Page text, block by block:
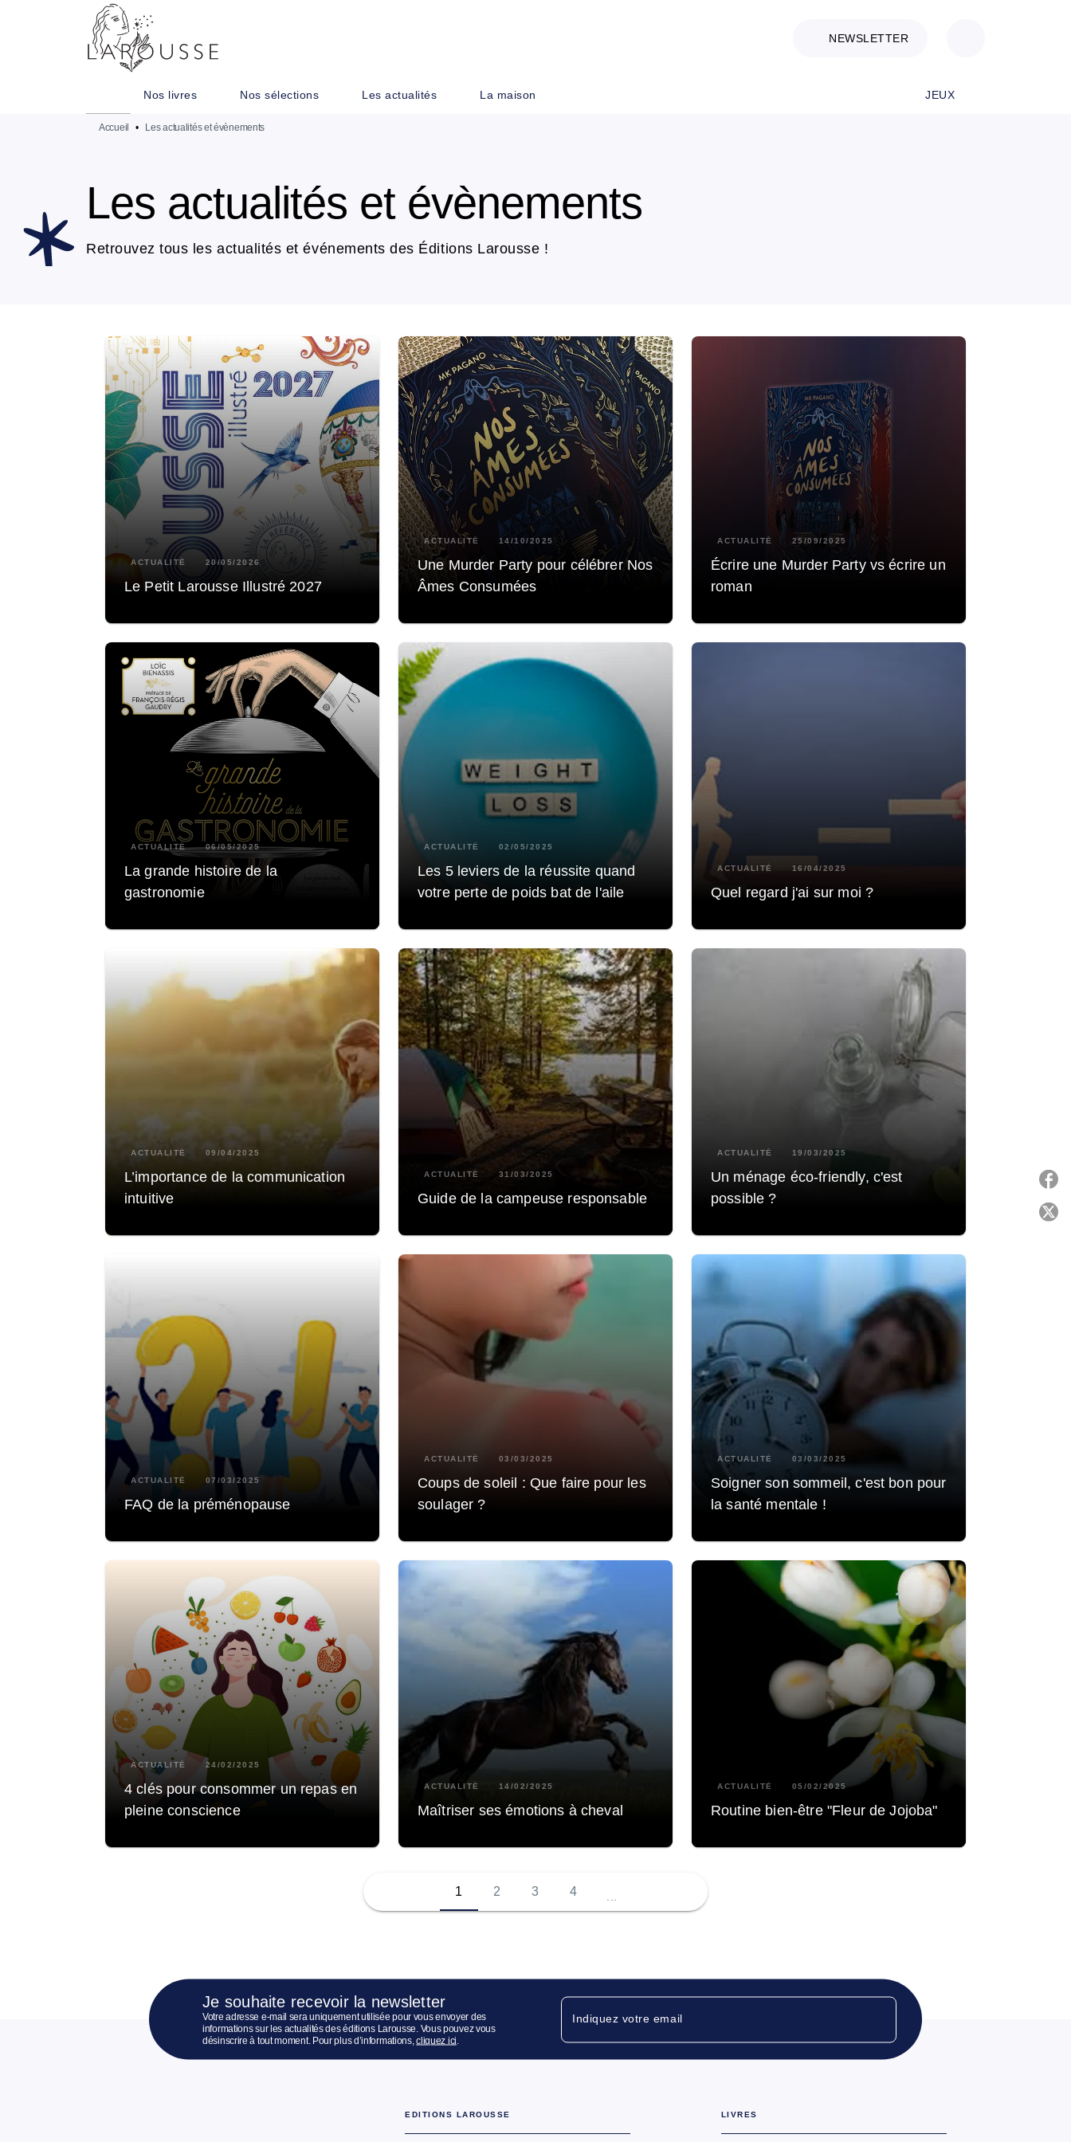
MENU
NEWSLETTER
Nos livres Nos sélections Les actualités La maison JEUX
Accueil • Les actualités et évènements
Les actualités et évènements
Retrouvez tous les actualités et événements des Éditions Larousse !
ACTUALITÉ 20/05/2026
Le Petit Larousse Illustré 2027
ACTUALITÉ 14/10/2025
Une Murder Party pour célébrer Nos
Âmes Consumées
ACTUALITÉ 25/09/2025
Écrire une Murder Party vs écrire un
roman
ACTUALITÉ 06/05/2025
La grande histoire de la
gastronomie
ACTUALITÉ 02/05/2025
Les 5 leviers de la réussite quand
votre perte de poids bat de l'aile
ACTUALITÉ 16/04/2025
Quel regard j'ai sur moi ?
ACTUALITÉ 09/04/2025
L’importance de la communication
intuitive
ACTUALITÉ 31/03/2025
Guide de la campeuse responsable
ACTUALITÉ 19/03/2025
Un ménage éco-friendly, c'est
possible ?
ACTUALITÉ 07/03/2025
FAQ de la préménopause
ACTUALITÉ 03/03/2025
Coups de soleil : Que faire pour les
soulager ?
ACTUALITÉ 03/03/2025
Soigner son sommeil, c'est bon pour
la santé mentale !
ACTUALITÉ 24/02/2025
4 clés pour consommer un repas en
pleine conscience
ACTUALITÉ 14/02/2025
Maîtriser ses émotions à cheval
ACTUALITÉ 05/02/2025
Routine bien-être "Fleur de Jojoba"
1 2 3 4 ...
Je souhaite recevoir la newsletter
Votre adresse e-mail sera uniquement utilisée pour vous envoyer des
informations sur les actualités des éditions Larousse. Vous pouvez vous
désinscrire à tout moment. Pour plus d’informations,cliquez ici.
Indiquez votre email
EDITIONS LAROUSSE LIVRES